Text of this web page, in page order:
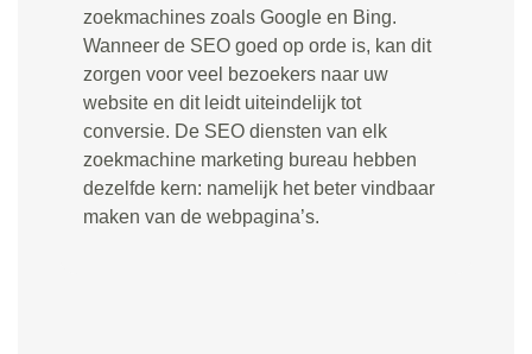
zoekmachines zoals Google en Bing.
Wanneer de SEO goed op orde is, kan dit
zorgen voor veel bezoekers naar uw
website en dit leidt uiteindelijk tot
conversie. De SEO diensten van elk
zoekmachine marketing bureau hebben
dezelfde kern: namelijk het beter vindbaar
maken van de webpagina’s.